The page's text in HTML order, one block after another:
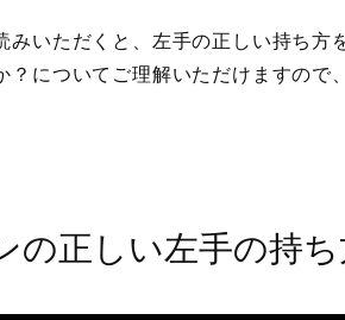
いただくと、 左手の正しい持ち方
？についてご理解いただけますので
の正しい左手の持ち